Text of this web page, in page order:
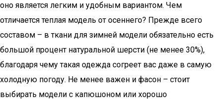
оно является легким и удобным вариантом. Чем
отличается теплая модель от осеннего? Прежде всего
составом – в ткани для зимней модели обязательно есть
большой процент натуральной шерсти (не менее 30%),
благодаря чему такая одежда согреет вас даже в самую
холодную погоду. Не менее важен и фасон – стоит
выбирать модели с капюшоном или хорошо